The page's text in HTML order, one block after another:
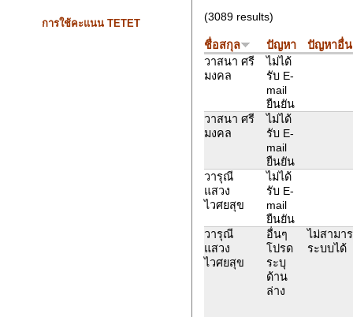
การใช้คะแนน TETET
(3089 results)
ชื่อสกุล ปัญหา
ปัญหาอื่น
วาสนา ศรี
มงคล
ไม่ได้
รับ E-
mail
ยืนยัน
วาสนา ศรี
มงคล
ไม่ได้
รับ E-
mail
ยืนยัน
วารุณี
แสวง
ไวศยสุข
ไม่ได้
รับ E-
mail
ยืนยัน
วารุณี
แสวง
ไวศยสุข
อื่นๆ
โปรด
ระบุ
ด้าน
ล่าง
ไม่สามา
ระบบได้